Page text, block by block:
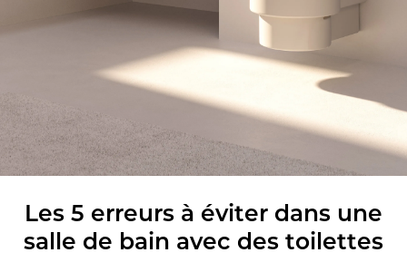
Les 5 erreurs à éviter dans une
salle de bain avec des toilettes